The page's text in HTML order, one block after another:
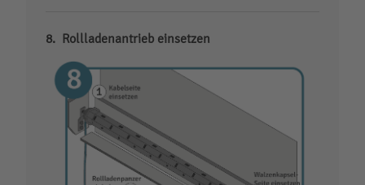
Rollladenantrieb einsetzen